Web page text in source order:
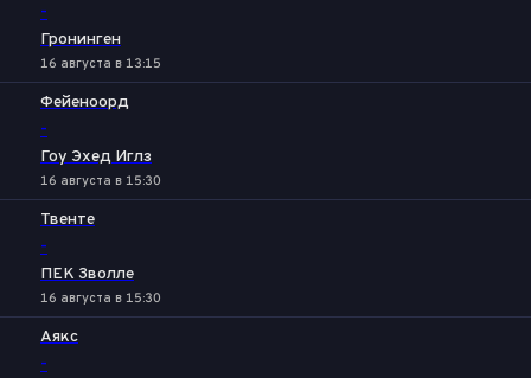
-
Гронинген
16 августа в 13:15
Фейеноорд
-
Гоу Эхед Иглз
16 августа в 15:30
Твенте
-
ПЕК Зволле
16 августа в 15:30
Аякс
-